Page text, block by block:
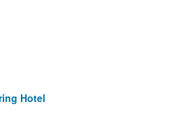
Hotel